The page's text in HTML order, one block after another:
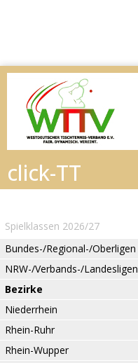
Spielklassen 2026/27
Bundes-/Regional-/Oberligen
NRW-/Verbands-/Landesligen
Bezirke
Niederrhein
Rhein-Ruhr
Rhein-Wupper